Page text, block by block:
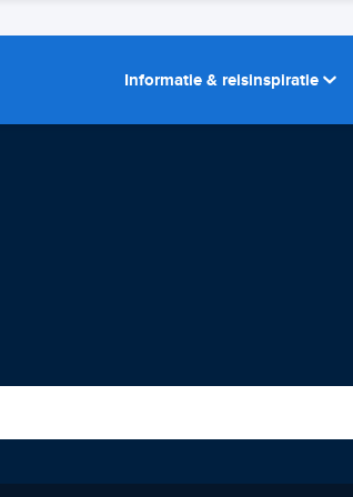
Informatie & reisinspiratie